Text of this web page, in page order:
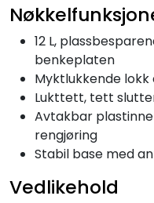
12 L,
benkeplaten
Myktlukkende
Lukttett, tett
Avtakbar
rengjøring
Stabil base med
Vedlikehold